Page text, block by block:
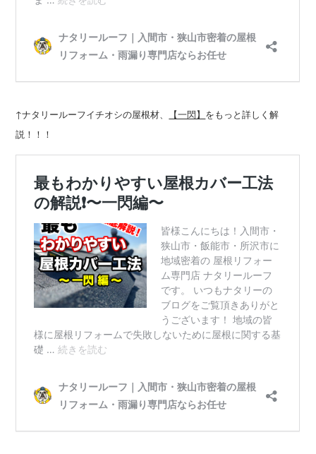
↑ナタリールーフイチオシの屋根材、 【一閃】 をもっと詳しく解
説！！！